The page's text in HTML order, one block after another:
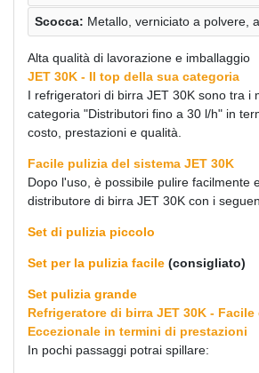
Scocca: Metallo, verniciato a polvere,
Alta qualità di lavorazione e imballaggio
JET 30K - Il top della sua categoria
I refrigeratori di birra JET 30K sono tra i
categoria "Distributori fino a 30 l/h" in
costo, prestazioni e qualità.
Facile pulizia del sistema JET 30K
Dopo l'uso, è possibile pulire facilmente
distributore di birra JET 30K con i
Set di pulizia piccolo
Set per la pulizia facile (consigliato)
Set pulizia grande
Refrigeratore di birra JET 30K - Facile
Eccezionale in termini di prestazioni
In pochi passaggi potrai spillare: